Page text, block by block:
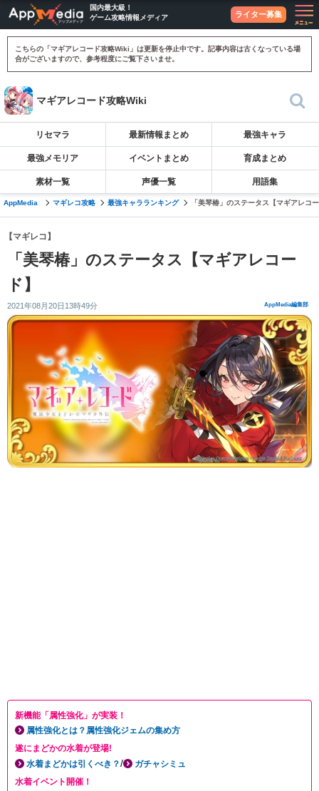
国内最大級！
ゲーム攻略情報メディア
ライター募集
こちらの「マギアレコード攻略Wiki」は更新を停止中です。記事内容は古くなっている場
合がございますので、参考程度にご覧下さいませ。
マギアレコード攻略Wiki
リセマラ 最新情報まとめ 最強キャラ
最強メモリア イベントまとめ 育成まとめ
素材一覧 声優一覧 用語集
AppMedia マギレコ攻略 最強キャラランキング 「美琴椿」のステータス【マギアレコ
【マギレコ】
「美琴椿」のステータス【マギアレコー
ド】
2021年08月20日13時49分 AppMedia編集部
新機能「属性強化」が実装！
属性強化とは？属性強化ジェムの集め方
遂にまどかの水着が登場!
水着まどかは引くべき？/
ガチャシミュ
水着イベント開催！